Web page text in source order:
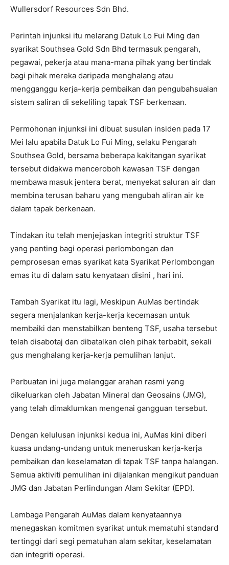
Wullersdorf Resources Sdn Bhd.
Perintah injunksi itu melarang Datuk Lo Fui Ming dan
syarikat Southsea Gold Sdn Bhd termasuk pengarah,
pegawai, pekerja atau mana-mana pihak yang bertindak
bagi pihak mereka daripada menghalang atau
mengganggu kerja-kerja pembaikan dan pengubahsuaian
sistem saliran di sekeliling tapak TSF berkenaan.
Permohonan injunksi ini dibuat susulan insiden pada 17
Mei lalu apabila Datuk Lo Fui Ming, selaku Pengarah
Southsea Gold, bersama beberapa kakitangan syarikat
tersebut didakwa menceroboh kawasan TSF dengan
membawa masuk jentera berat, menyekat saluran air dan
membina terusan baharu yang mengubah aliran air ke
dalam tapak berkenaan.
Tindakan itu telah menjejaskan integriti struktur TSF
yang penting bagi operasi perlombongan dan
pemprosesan emas syarikat kata Syarikat Perlombongan
emas itu di dalam satu kenyataan disini , hari ini.
Tambah Syarikat itu lagi, Meskipun AuMas bertindak
segera menjalankan kerja-kerja kecemasan untuk
membaiki dan menstabilkan benteng TSF, usaha tersebut
telah disabotaj dan dibatalkan oleh pihak terbabit, sekali
gus menghalang kerja-kerja pemulihan lanjut.
Perbuatan ini juga melanggar arahan rasmi yang
dikeluarkan oleh Jabatan Mineral dan Geosains (JMG),
yang telah dimaklumkan mengenai gangguan tersebut.
Dengan kelulusan injunksi kedua ini, AuMas kini diberi
kuasa undang-undang untuk meneruskan kerja-kerja
pembaikan dan keselamatan di tapak TSF tanpa halangan.
Semua aktiviti pemulihan ini dijalankan mengikut panduan
JMG dan Jabatan Perlindungan Alam Sekitar (EPD).
Lembaga Pengarah AuMas dalam kenyataannya
menegaskan komitmen syarikat untuk mematuhi standard
tertinggi dari segi pematuhan alam sekitar, keselamatan
dan integriti operasi.